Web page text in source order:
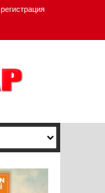
регистрация